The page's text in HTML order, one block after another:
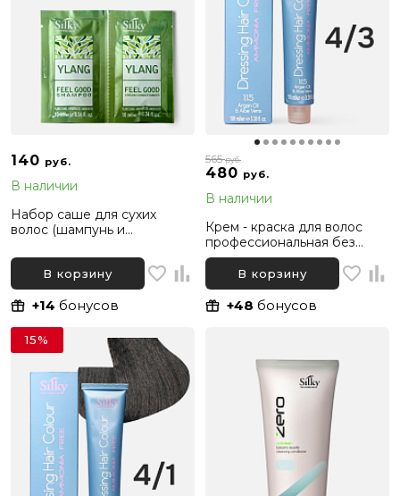
140 руб.
В наличии
Набор саше для сухих
волос (шампунь и
Feel Good, 10 мл + 10 мл
В корзину
+14 бонусов
480 руб.
565руб.
В наличии
Крем - краска для волос
профессиональная без
аммиака Silky Dressing
Haircolor 4.3 Каштановый
Золотистый, 100 мл
В корзину
+48 бонусов
15%